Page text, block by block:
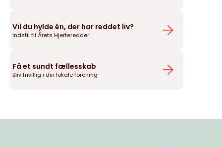
Vil du hylde én, der har reddet liv?
Indstil til Årets Hjerteredder
Få et sundt fællesskab
Bliv frivillig i din lokale forening